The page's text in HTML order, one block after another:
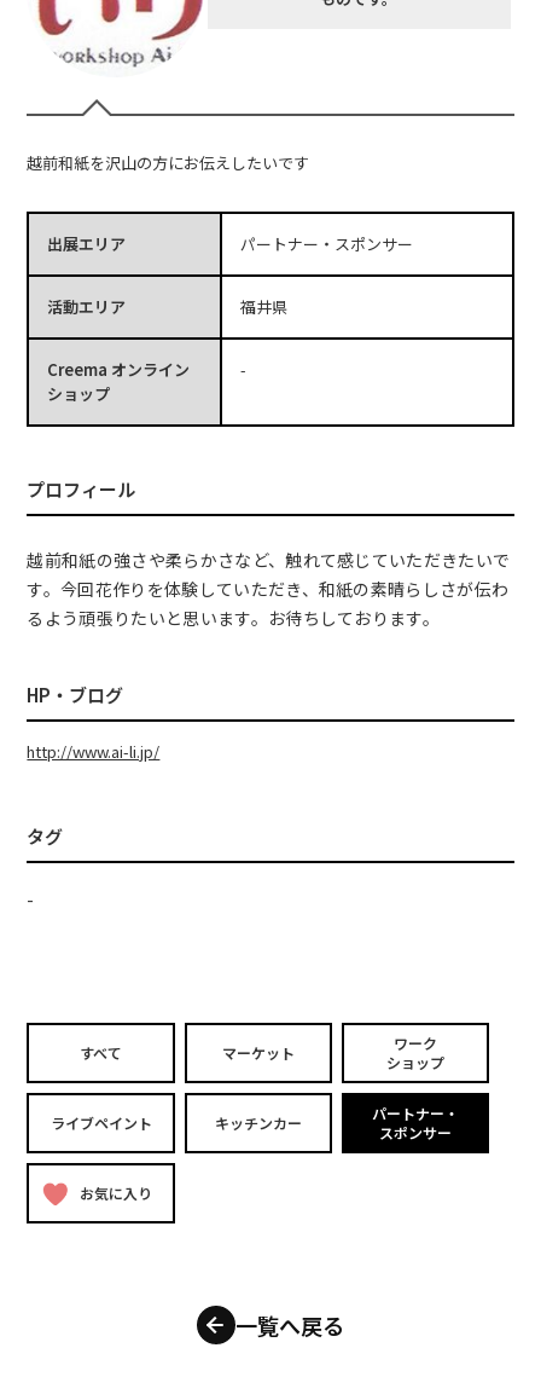
越前和紙を沢山の方にお伝えしたいです
出展エリア パートナー・スポンサー
活動エリア 福井県
Creema オンライン
ショップ
-
プロフィール
越前和紙の強さや柔らかさなど、触れて感じていただきたいで
す。今回花作りを体験していただき、和紙の素晴らしさが伝わ
るよう頑張りたいと思います。お待ちしております。
HP・ブログ
http://www.ai-li.jp/
タグ
-
すべて マーケット
ワーク
ショップ
ライブペイント キッチンカー
パートナー・
スポンサー
お気に入り
一覧へ戻る